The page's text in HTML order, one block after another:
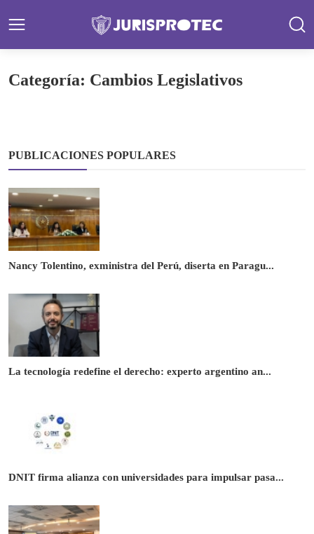
Categoría: Cambios Legislativos
PUBLICACIONES POPULARES
Nancy Tolentino, exministra del Perú, diserta en Paragu...
La tecnología redefine el derecho: experto argentino an...
DNIT firma alianza con universidades para impulsar pasa...